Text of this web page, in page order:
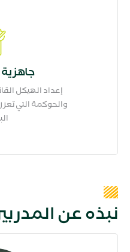
إعداد الهيكل
والحوكمة التي
نبذه عن